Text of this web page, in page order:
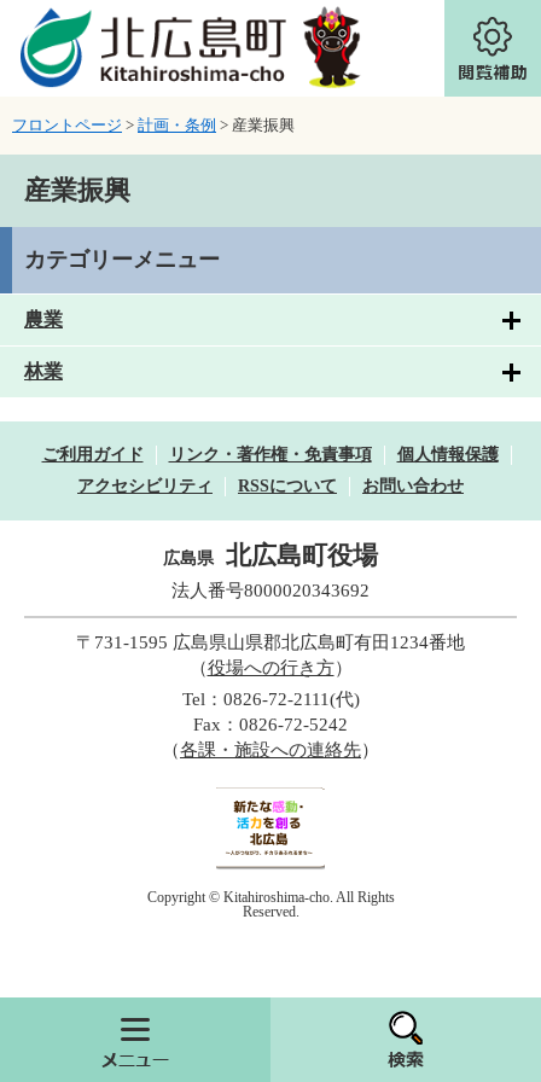
ページの先頭です。
メニューを飛ばして本文へ
検索
フロントページ > 計画・条例 > 産業振興
産業振興
カテゴリーメニュー
農業
林業
ご利用ガイド リンク・著作権・免責事項
個人情報保護
アクセシビリティ
RSSについて お問い合わせ
広島県 北広島町役場
法人番号8000020343692
〒731-1595 広島県山県郡北広島町有田1234番地
（役場への行き方）
Tel：0826-72-2111(代)
Fax：0826-72-5242
（各課・施設への連絡先）
Copyright © Kitahiroshima-cho. All Rights
Reserved.